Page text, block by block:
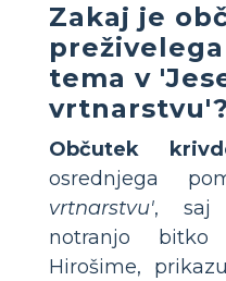
Zakaj je
tema v
vrtnarstvu'?
Občutek
osrednjega
vrtnarstvu', saj
notranjo bitko
Hirošime,